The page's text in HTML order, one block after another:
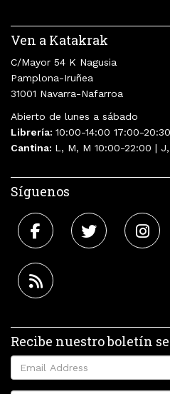
Ven a Katakrak
C/Mayor 54 K Nagusia
Pamplona-Iruñea
31001 Navarra-Nafarroa
Abierto de lunes a sábado
Librería: 10:00-14:00 17:00-20:30
Cantina: L, M, M 10:00-22:00 |
Síguenos
Recibe nuestro boletín